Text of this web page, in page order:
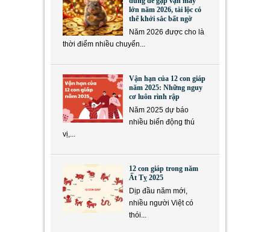
lớn năm 2026, tài lộc có
thể khởi sắc bất ngờ
Năm 2026 được cho là
thời điểm nhiều chuyển...
Vận hạn của 12 con giáp
năm 2025: Những nguy
cơ luôn rình rập
Năm 2025 dự báo
nhiều biến động thú
vị,...
12 con giáp trong năm
Ất Tỵ 2025
Dịp đầu năm mới,
nhiều người Việt có
thói...